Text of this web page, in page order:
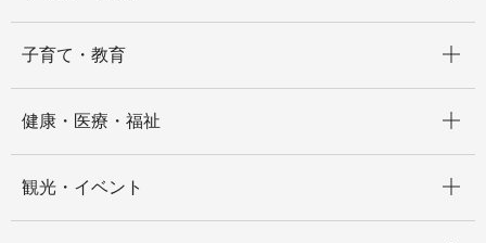
子育て・教育
健康・医療・福祉
観光・イベント